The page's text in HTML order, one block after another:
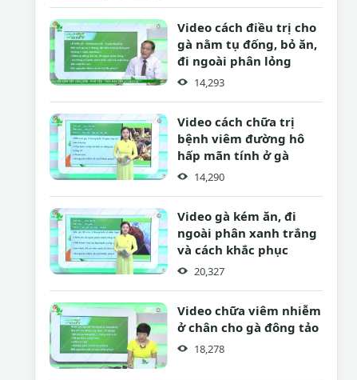
Video cách điều trị cho
gà nằm tụ đống, bỏ ăn,
đi ngoài phân lỏng
14,293
Video cách chữa trị
bệnh viêm đường hô
hấp mãn tính ở gà
14,290
Video gà kém ăn, đi
ngoài phân xanh trắng
và cách khắc phục
20,327
Video chữa viêm nhiễm
ở chân cho gà đông tảo
18,278